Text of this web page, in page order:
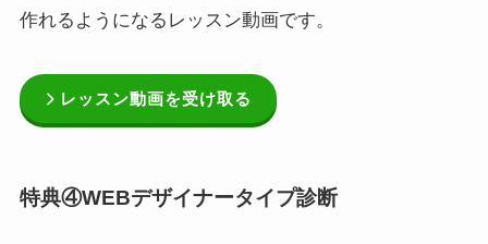
作れるようになるレッスン動画です。
レッスン動画を受け取る
特典④WEBデザイナータイプ診断